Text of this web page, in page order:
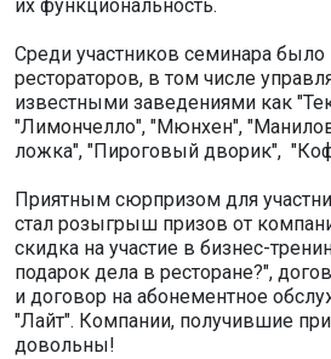
их функциональность.
Среди участников семинара
рестораторов, в том числе
известными заведениями как
"Лимончелло", "Мюнхен",
ложка", "Пироговый дворик",
Приятным сюрпризом для
стал розыгрыш призов от
скидка на участие в бизнес-
подарок дела в ресторане?",
и договор на абонементное
"Лайт". Компании, получившие
довольны!